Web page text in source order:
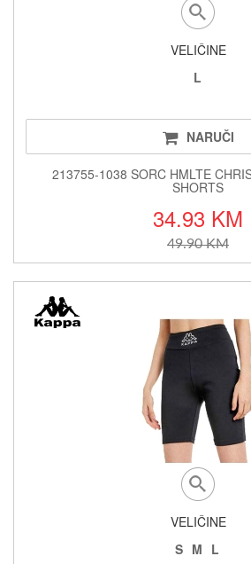
VELIČINE
L
NARUČI
213755-1038 SORC HMLTE
SHORTS
34.93 KM
49.90 KM
VELIČINE
S M L